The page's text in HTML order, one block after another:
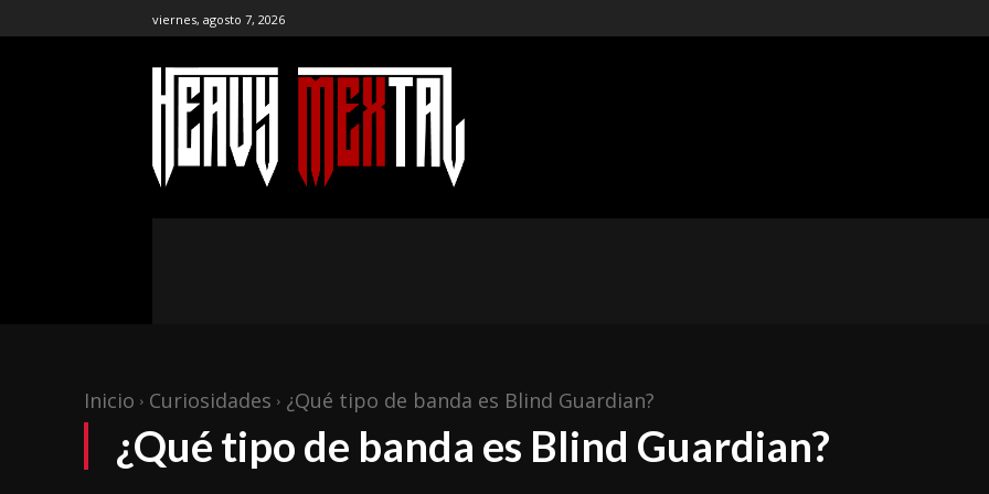
viernes, agosto 7, 2026
Inicio Curiosidades ¿Qué tipo de banda es Blind Guardian?
¿Qué tipo de banda es Blind Guardian?